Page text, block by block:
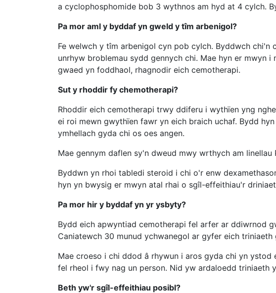
a cyclophosphomide bob 3 wythnos am hyd at 4 cylch.
Pa mor aml y byddaf yn gweld y tîm arbenigol?
Fe welwch y tîm arbenigol cyn pob cylch. Byddwch
unrhyw broblemau sydd gennych chi. Mae hyn er mwyn
gwaed yn foddhaol, rhagnodir eich cemotherapi.
Sut y rhoddir fy chemotherapi?
Rhoddir eich cemotherapi trwy ddiferu i wythïen yng
ei roi mewn gwythïen fawr yn eich braich uchaf. Bydd
ymhellach gyda chi os oes angen.
Mae gennym daflen sy'n dweud mwy wrthych am linellau
Byddwn yn rhoi tabledi steroid i chi o'r enw
hyn yn bwysig er mwyn atal rhai o sgîl-effeithiau'r
Pa mor hir y byddaf yn yr ysbyty?
Bydd eich apwyntiad cemotherapi fel arfer ar ddiwrnod
Caniatewch 30 munud ychwanegol ar gyfer eich triniaeth
Mae croeso i chi ddod â rhywun i aros gyda chi yn
fel rheol i fwy nag un person. Nid yw ardaloedd triniaeth
Beth yw'r sgîl-effeithiau posibl?